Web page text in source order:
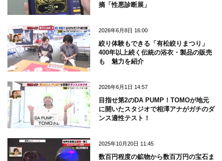
摘「性悪診断展」
2026年6月8日 16:00
絞り体験もできる「有松絞りまつり」
400年以上続く伝統の浴衣・製品の販売
も 魅力を紹介
2026年6月1日 14:57
目指せ第2のDA PUMP！TOMOが地元
に開いたスタジオで相澤アナがガチのダ
ンス適性テスト！
2025年10月20日 11:45
数百円程度の鉱物から数百万円の宝石ま